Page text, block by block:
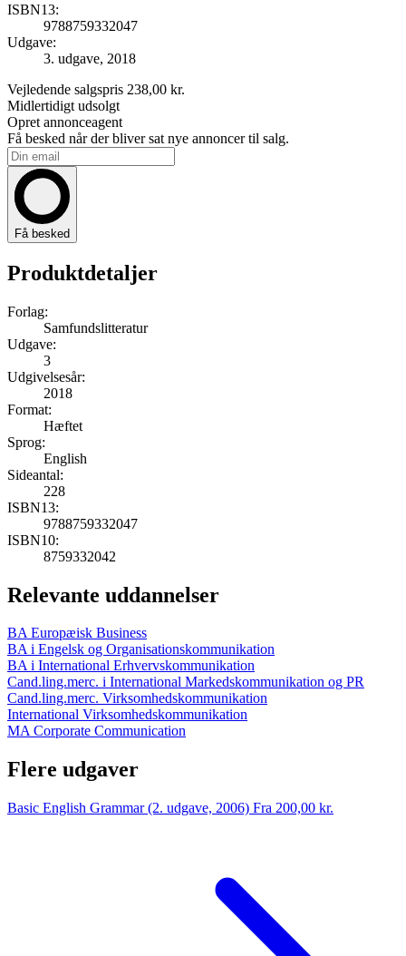
ISBN13:
9788759332047
Udgave:
3. udgave, 2018
Vejledende salgspris 238,00 kr.
Midlertidigt udsolgt
Opret annonceagent
Få besked når der bliver sat nye annoncer til salg.
Få besked
Produktdetaljer
Forlag:
Samfundslitteratur
Udgave:
3
Udgivelsesår:
2018
Format:
Hæftet
Sprog:
English
Sideantal:
228
ISBN13:
9788759332047
ISBN10:
8759332042
Relevante uddannelser
BA Europæisk Business
BA i Engelsk og Organisationskommunikation
BA i International Erhvervskommunikation
Cand.ling.merc. i International Markedskommunikation og PR
Cand.ling.merc. Virksomhedskommunikation
International Virksomhedskommunikation
MA Corporate Communication
Flere udgaver
Basic English Grammar (2. udgave, 2006) Fra 200,00 kr.